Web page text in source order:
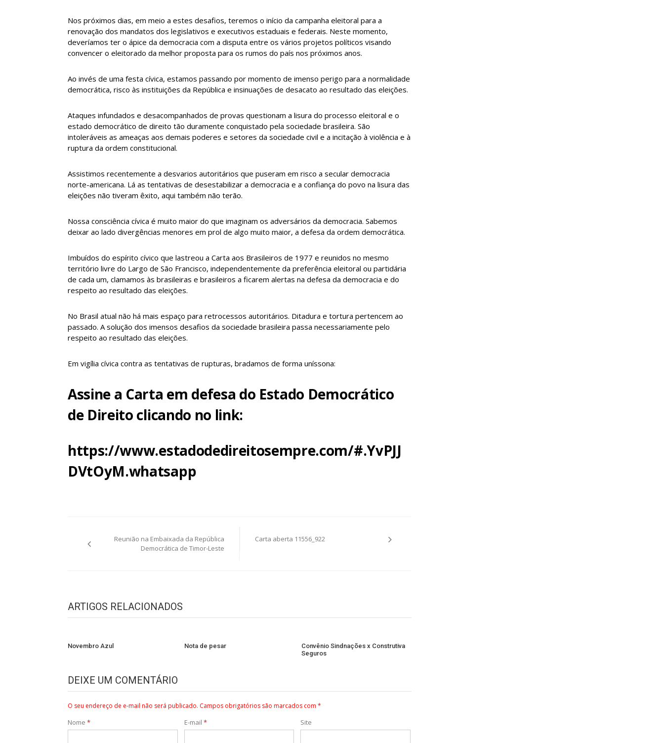
Nos próximos dias, em meio a estes desafios, teremos o início da campanha eleitoral para a
renovação dos mandatos dos legislativos e executivos estaduais e federais. Neste momento,
deveríamos ter o ápice da democracia com a disputa entre os vários projetos políticos visando
convencer o eleitorado da melhor proposta para os rumos do país nos próximos anos.
Ao invés de uma festa cívica, estamos passando por momento de imenso perigo para a normalidade
democrática, risco às instituições da República e insinuações de desacato ao resultado das eleições.
Ataques infundados e desacompanhados de provas questionam a lisura do processo eleitoral e o
estado democrático de direito tão duramente conquistado pela sociedade brasileira. São
intoleráveis as ameaças aos demais poderes e setores da sociedade civil e a incitação à violência e à
ruptura da ordem constitucional.
Assistimos recentemente a desvarios autoritários que puseram em risco a secular democracia
norte-americana. Lá as tentativas de desestabilizar a democracia e a confiança do povo na lisura das
eleições não tiveram êxito, aqui também não terão.
Nossa consciência cívica é muito maior do que imaginam os adversários da democracia. Sabemos
deixar ao lado divergências menores em prol de algo muito maior, a defesa da ordem democrática.
Imbuídos do espírito cívico que lastreou a Carta aos Brasileiros de 1977 e reunidos no mesmo
território livre do Largo de São Francisco, independentemente da preferência eleitoral ou partidária
de cada um, clamamos às brasileiras e brasileiros a ficarem alertas na defesa da democracia e do
respeito ao resultado das eleições.
No Brasil atual não há mais espaço para retrocessos autoritários. Ditadura e tortura pertencem ao
passado. A solução dos imensos desafios da sociedade brasileira passa necessariamente pelo
respeito ao resultado das eleições.
Em vigília cívica contra as tentativas de rupturas, bradamos de forma uníssona:
Assine a Carta em defesa do Estado Democrático
de Direito clicando no link:
https://www.estadodedireitosempre.com/#.YvPJJ
DVtOyM.whatsapp
de
Reunião na Embaixada da República
Democrática de Timor-Leste
Carta aberta 11556_922
ARTIGOS RELACIONADOS
Novembro Azul Nota de pesar
Convênio Sindnações x Construtiva
Seguros
DEIXE UM COMENTÁRIO
O seu endereço de e-mail não será publicado. Campos obrigatórios são marcados com *
Nome * E-mail * Site